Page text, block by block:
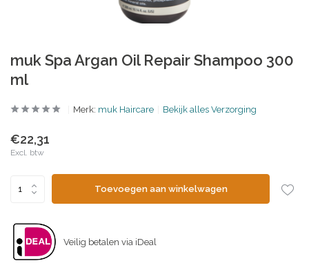
muk Spa Argan Oil Repair Shampoo 300
ml
Merk: muk Haircare Bekijk alles Verzorging
€22,31
Excl. btw
Toevoegen aan winkelwagen
Veilig betalen via iDeal